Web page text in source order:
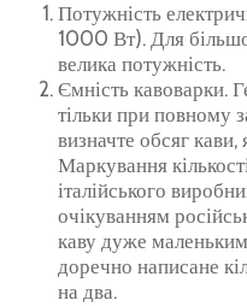
Потужність
1000 Вт). Для
велика потужність.
Ємність кавоварки.
тільки при повному
визначте обсяг
Маркування
італійського
очікуванням
каву дуже
доречно написане
на два.